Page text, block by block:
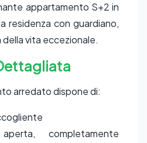
appartamento S+2 in
residenza con guardiano,
vita eccezionale.
arredato dispone di:
completamente